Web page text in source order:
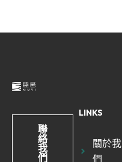
聯
絡
我
們
LINKS
關於我
們